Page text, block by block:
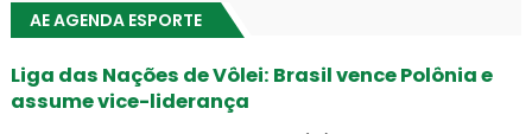
AE AGENDA ESPORTE
Liga das Nações de Vôlei: Brasil vence Polônia e
assume vice-liderança